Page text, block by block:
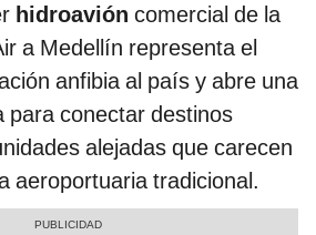
hidroavión comercial de la
a Medellín representa el
anfibia al país y abre una
para conectar destinos
alejadas que carecen
aeroportuaria tradicional.